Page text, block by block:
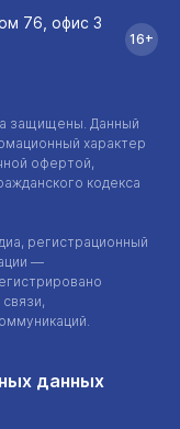
защищены. Данный
характер
офертой,
кодекса
регистрационный
—
данных
76, офис 3
16+